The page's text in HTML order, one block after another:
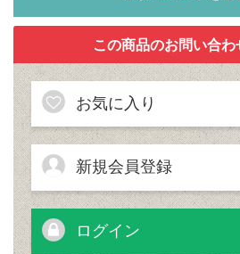
お気に入り
新規会員登録
ログイン